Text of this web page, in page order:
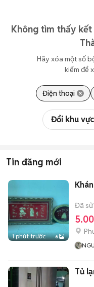
Không tìm thấy
Hãy xóa một số
kiếm để
Điện thoại
Đổi khu vực
Tin đăng mới
1 phút trước 6
Đã
Tủ